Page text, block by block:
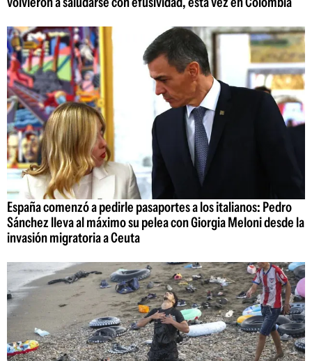
España comenzó a pedirle pasaportes a los italianos: Pedro
Sánchez lleva al máximo su pelea con Giorgia Meloni desde la
invasión migratoria a Ceuta